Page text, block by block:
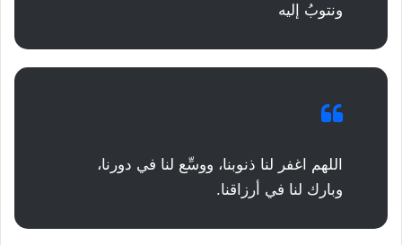
ونتوبُ إليه
اللهم اغفر لنا ذنوبنا، ووسِّع لنا في دورنا،
وبارك لنا في أرزاقنا.